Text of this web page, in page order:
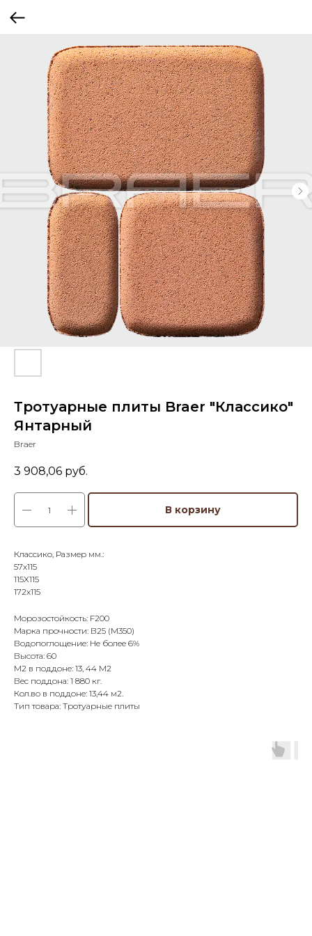
Тротуарные плиты Braer "Классико"
Янтарный
Braer
3 908,06 руб.
В корзину
Классико, Размер мм.:
57х115
115Х115
172х115
Морозостойкость: F200
Марка прочности: В25 (М350)
Водопоглощение: Не более 6%
Высота: 60
М2 в поддоне: 13, 44 М2
Вес поддона: 1 880 кг.
Кол.во в поддоне: 13,44 м2.
Тип товара: Тротуарные плиты